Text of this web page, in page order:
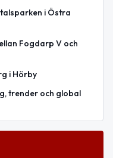
i Östra
Fogdarp V och
i Hörby
trender och global